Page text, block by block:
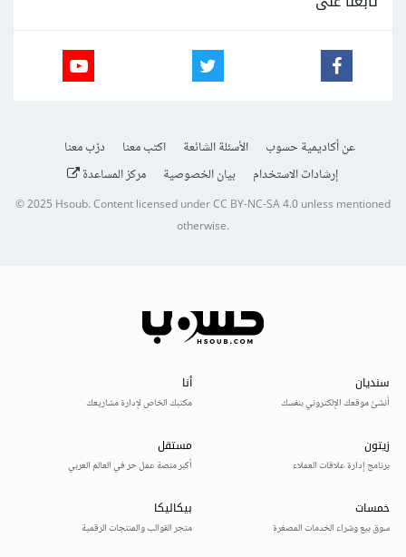
عن أكاديمية حسوب الأسئلة الشائعة اكتب معنا
درّب معنا
إرشادات الاستخدام
بيان الخصوصية مركز المساعدة
© 2025Hsoub.Content licensed underCC BY-NC-SA 4.0unless mentioned
otherwise.